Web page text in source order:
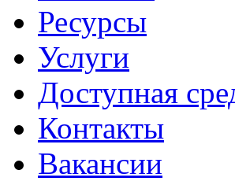
Ресурсы
Услуги
Доступная
Контакты
Вакансии